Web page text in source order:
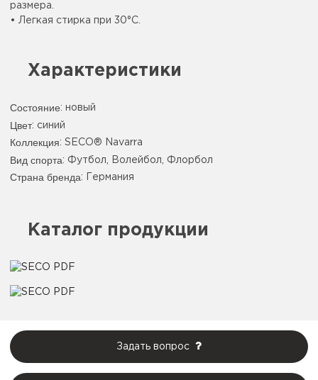
размера.
• Легкая стирка при 30°C.
Характеристики
Состояние: новый
Цвет: синий
Коллекция: SECO® Navarra
Вид спорта: Футбол, Волейбол, Флорбол
Страна бренда: Германия
Каталог продукции
Задать вопрос